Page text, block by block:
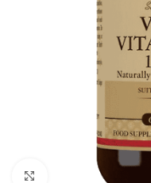
Click to enlarge